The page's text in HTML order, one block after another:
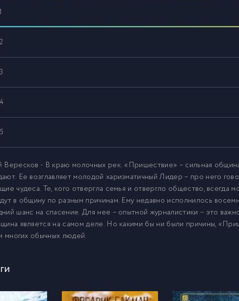
Вересков - В краю молочных рек. «Пришествие» – сильная
Ее возглавляет молодой харизматичный Лидер – про него
чудеса. Те, кого отвергла семья и отвергло общество, всегда
в общину по разным причинам. Ему недавно исполнилось
шанс на спасение. Для нее – опытной журналистики – это
является на самом деле. Но какими бы ни были причины,
многих обычных людей.